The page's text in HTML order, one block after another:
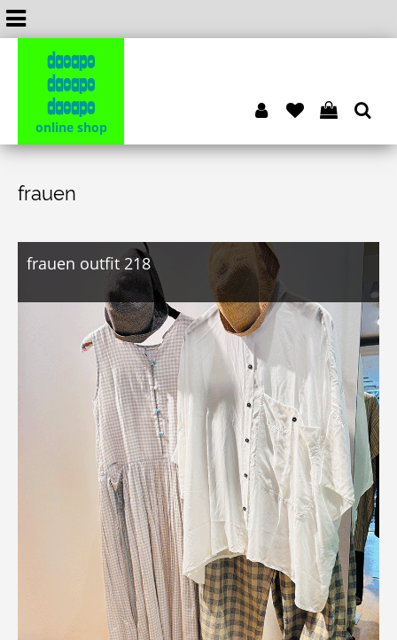
dacapo
dacapo
dacapo
online shop
frauen
frauen outfit 218